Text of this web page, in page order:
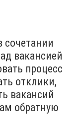
вакансией
процесс
отклики,
вакансий
обратную